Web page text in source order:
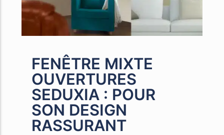
Stores bannes
Meubles TV
FENÊTRE MIXTE
OUVERTURES
SEDUXIA : POUR
SON DESIGN
RASSURANT